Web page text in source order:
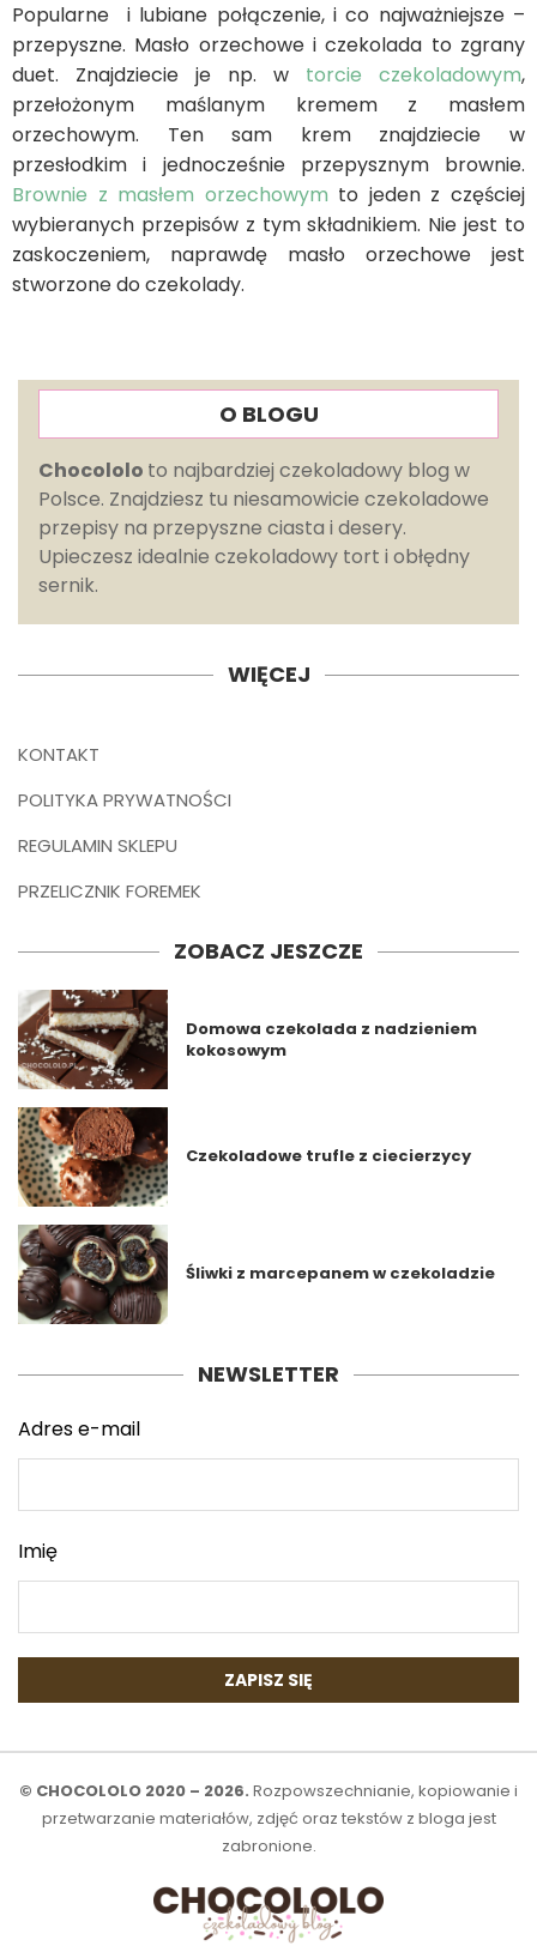
Popularne i lubiane połączenie, i co najważniejsze –
przepyszne. Masło orzechowe i czekolada to zgrany
duet. Znajdziecie je np. w torcie czekoladowym,
przełożonym maślanym kremem z masłem
orzechowym. Ten sam krem znajdziecie w
przesłodkim i jednocześnie przepysznym brownie.
Brownie z masłem orzechowym to jeden z częściej
wybieranych przepisów z tym składnikiem. Nie jest to
zaskoczeniem, naprawdę masło orzechowe jest
stworzone do czekolady.
O BLOGU
Chocololo to najbardziej czekoladowy blog w
Polsce. Znajdziesz tu niesamowicie czekoladowe
przepisy na przepyszne ciasta i desery.
Upieczesz idealnie czekoladowy tort i obłędny
sernik.
WIĘCEJ
KONTAKT
POLITYKA PRYWATNOŚCI
REGULAMIN SKLEPU
PRZELICZNIK FOREMEK
ZOBACZ JESZCZE
Domowa czekolada z nadzieniem
kokosowym
Czekoladowe trufle z ciecierzycy
Śliwki z marcepanem w czekoladzie
NEWSLETTER
Adres e-mail
Imię
© CHOCOLOLO 2020 – 2026. Rozpowszechnianie, kopiowanie i
przetwarzanie materiałów, zdjęć oraz tekstów z bloga jest
zabronione.